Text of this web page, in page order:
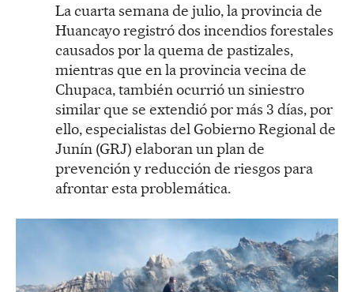
La cuarta semana de julio, la provincia de
Huancayo registró dos incendios forestales
causados por la quema de pastizales,
mientras que en la provincia vecina de
Chupaca, también ocurrió un siniestro
similar que se extendió por más 3 días, por
ello, especialistas del Gobierno Regional de
Junín (GRJ) elaboran un plan de
prevención y reducción de riesgos para
afrontar esta problemática.